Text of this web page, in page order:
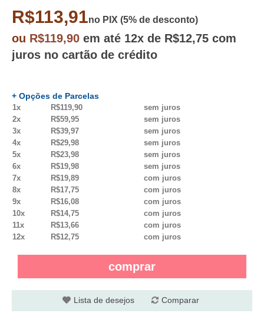
R$113,91no PIX (5% de desconto)
ou R$119,90 em até 12x de R$12,75 com
juros no cartão de crédito
+ Opções de Parcelas
1x R$119,90
sem juros
2x
R$59,95
sem juros
3x
R$39,97
sem juros
4x
R$29,98
sem juros
5x
R$23,98
sem juros
6x
R$19,98
sem juros
7x
R$19,89
com juros
8x
R$17,75
com juros
9x
R$16,08
com juros
10x
R$14,75
com juros
11x
R$13,66
com juros
12x
R$12,75 com juros
comprar
Lista de desejos Comparar